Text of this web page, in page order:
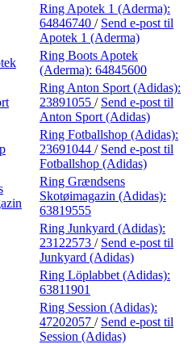
Ring Apotek 1 (Aderma):
64846740 / Send e-post til
Apotek 1 (Aderma)
Ring Boots Apotek
(Aderma): 64845600
Ring Anton Sport (Adidas):
23891055 / Send e-post til
Anton Sport (Adidas)
Ring Fotballshop (Adidas):
23691044 / Send e-post til
Fotballshop (Adidas)
Ring Grændsens
Skotøimagazin (Adidas):
63819555
Ring Junkyard (Adidas):
23122573 / Send e-post til
Junkyard (Adidas)
Ring Löplabbet (Adidas):
63811901
Ring Session (Adidas):
47202057 / Send e-post til
Session (Adidas)